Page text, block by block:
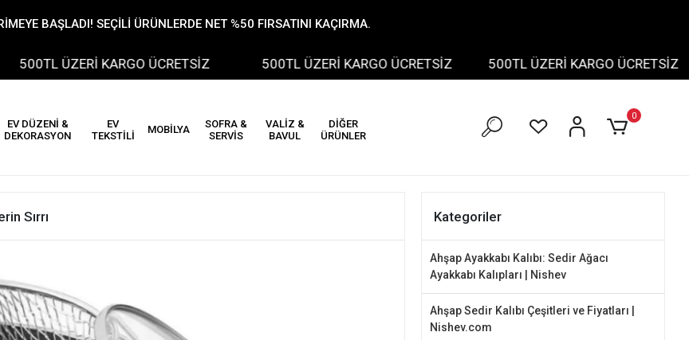
BAŞLADI! SEÇİLİ ÜRÜNLERDE NET %50 FIRSATINI KAÇIRMA.
ÜZERİ KARGO ÜCRETSİZ 500TL ÜZERİ KARGO ÜCRETSİZ 500TL ÜZERİ KARGO ÜCRETSİZ
EV DÜZENİ &
DEKORASYON
EV
TEKSTİLİ
MOBİLYA
SOFRA &
SERVİS
VALİZ &
BAVUL
DİĞER
ÜRÜNLER
0
Sırrı Kategoriler
Ahşap Ayakkabı Kalıbı: Sedir Ağacı
Ayakkabı Kalıpları | Nishev
Ahşap Sedir Kalıbı Çeşitleri ve Fiyatları |
Nishev.com